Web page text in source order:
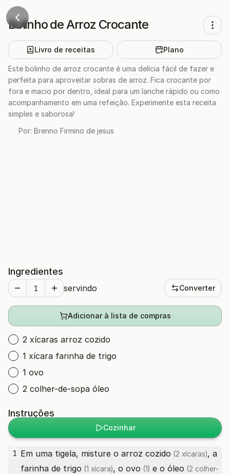
Bolinho de Arroz Crocante
Livro de receitas Plano
Este bolinho de arroz crocante é uma delícia fácil de fazer e
perfeita para aproveitar sobras de arroz. Fica crocante por
fora e macio por dentro, ideal para um lanche rápido ou como
acompanhamento em uma refeição. Experimente esta receita
simples e saborosa!
Por: Brenno Firmino de jesus
Ingredientes
servindo Converter
Adicionar à lista de compras
2 xícaras arroz cozido
1 xícara farinha de trigo
1 ovo
2 colher-de-sopa óleo
Instruções
Cozinhar
1 Em uma tigela, misture o arroz cozido (2 xícaras), a
farinha de trigo (1 xícara), o ovo (1) e o óleo (2 colher-